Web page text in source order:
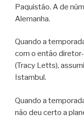
Paquistão. A de
Alemanha.
Quando a
com o então
(Tracy Letts),
Istambul.
Quando a
não deu certo a